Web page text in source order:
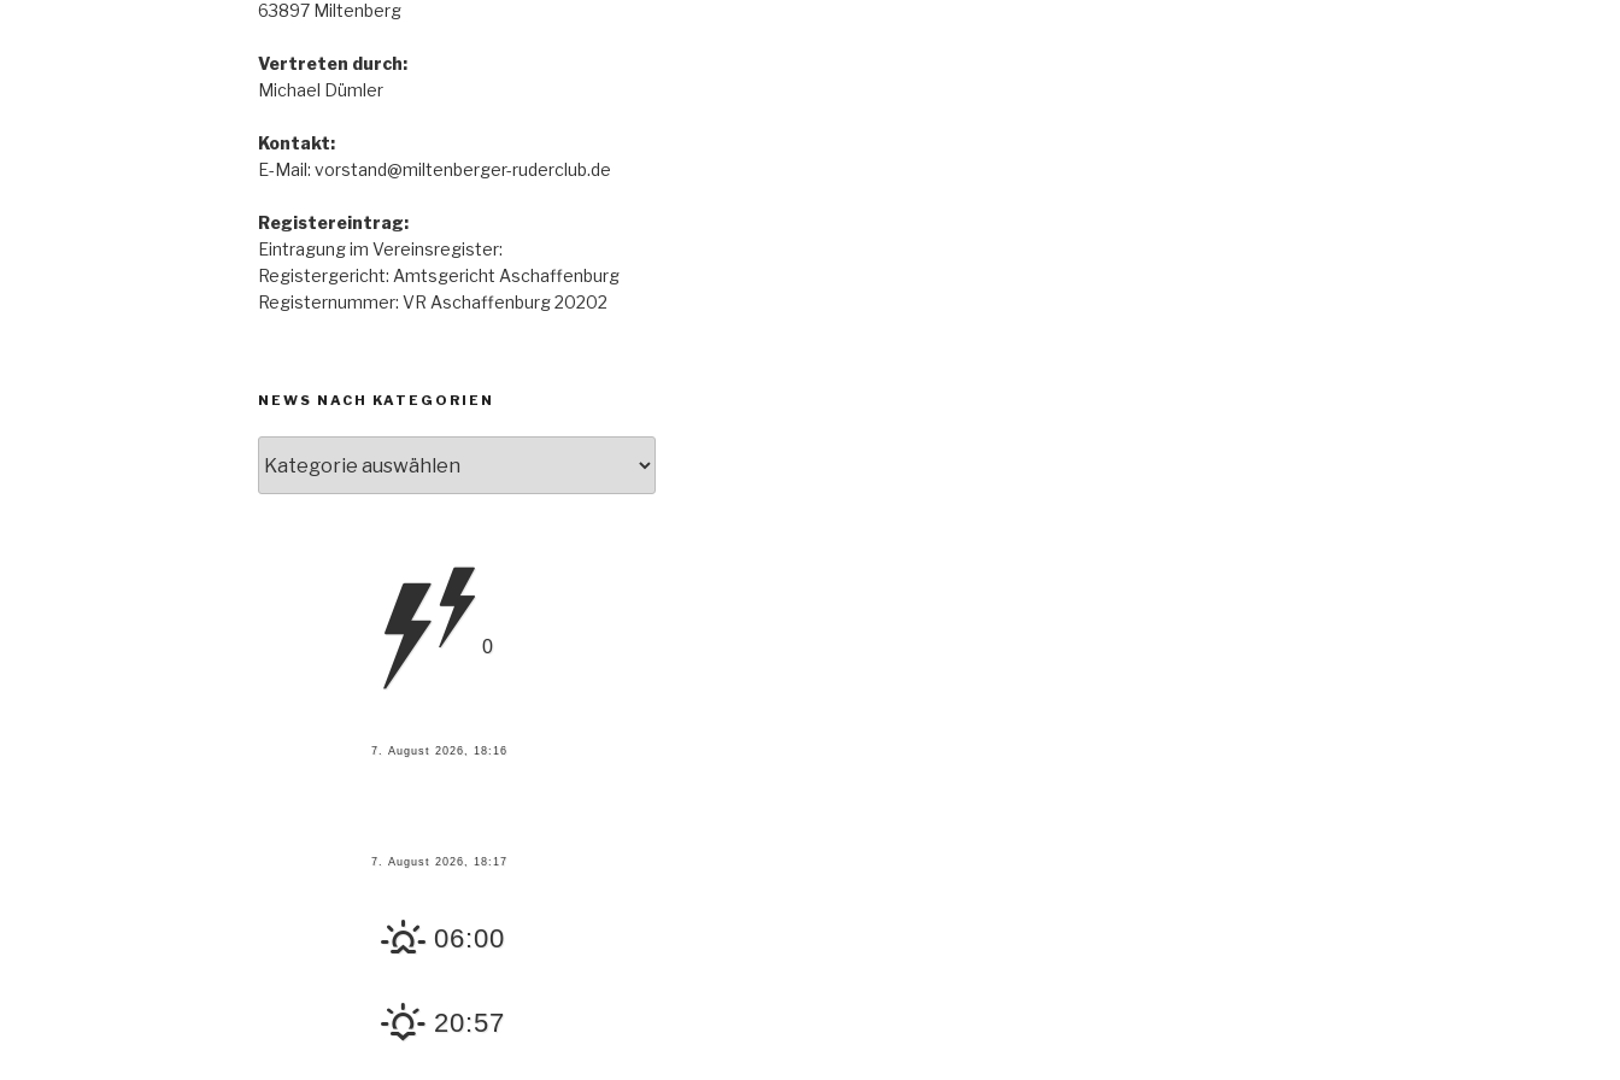
63897 Miltenberg
Vertreten durch:
Michael Dümler
Kontakt:
E-Mail: vorstand@miltenberger-ruderclub.de
Registereintrag:
Eintragung im Vereinsregister:
Registergericht: Amtsgericht Aschaffenburg
Registernummer: VR Aschaffenburg 20202
NEWS NACH KATEGORIEN
nach
0
7. August 2026, 18:16
7. August 2026, 18:17
06:00
20:57